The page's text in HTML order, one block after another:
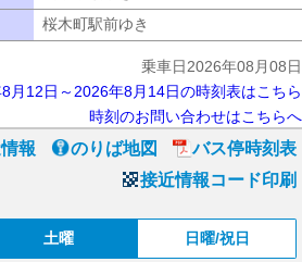
桜木町駅前ゆき
乗車日2026年08月08日
月12日～2026年8月14日の時刻表はこちら
時刻のお問い合わせはこちらへ
報 のりば地図
バス停時刻表
接近情報コード印刷
土曜 日曜/祝日